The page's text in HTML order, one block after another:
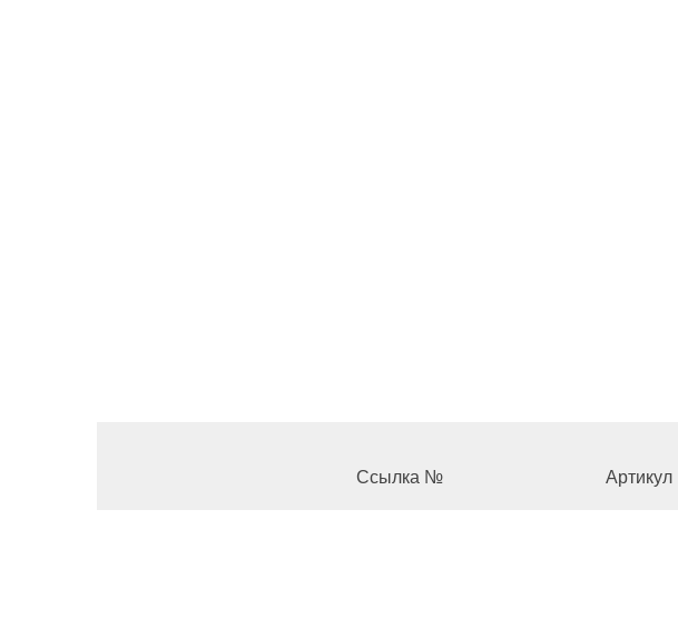
Ссылка № Артикул